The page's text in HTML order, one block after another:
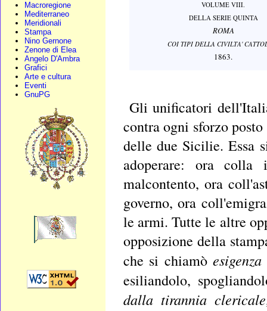
Macroregione
Mediterraneo
Meridionali
Stampa
Nino Gernone
Zenone di Elea
Angelo D'Ambra
Grafici
Arte e cultura
Eventi
GnuPG
VOLUME VIII.
DELLA SERIE QUINTA
ROMA
COI TIPI DELLA CIVILTA'
1863.
Gli unificatori
contra ogni sforzo
delle due Sicilie. Essa
adoperare: ora colla
malcontento, ora
governo, ora
le armi. Tutte le altre
opposizione della
che si chiamò
esiliandolo,
dalla tirannia